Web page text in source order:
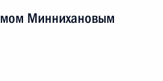
Миннихановым